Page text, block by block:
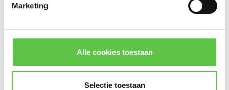
Marketing
Alle cookies toestaan
Selectie toestaan
Abonneer
* Lees hier de wettelijke beperkingen